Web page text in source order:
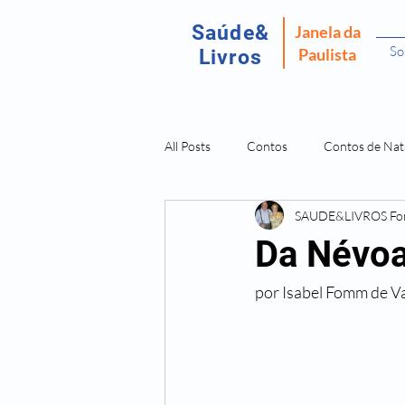
Saúde&
Livros
Janela da
Paulista
All Posts Contos Contos de
Recordar É Viver Fantasma da
Amostras Livros Isabel Fomm
Da
SAUDE&LIVROS
por Isabel Fomm de